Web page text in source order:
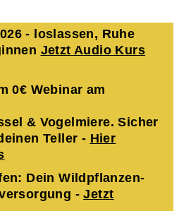
- loslassen, Ruhe
Jetzt Audio Kurs
0€ Webinar am
& Vogelmiere. Sicher
Teller - Hier
Dein Wildpflanzen-
-Jetzt